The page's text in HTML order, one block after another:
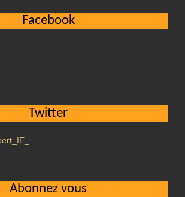
Facebook
Twitter
Abonnez vous